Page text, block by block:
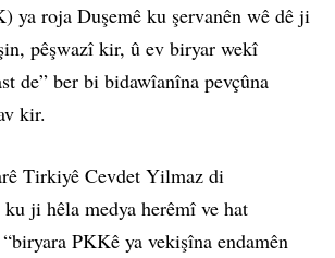
ya roja Duşemê ku şervanên wê dê ji
pêşwazî kir, û ev biryar wekî
de” ber bi bidawîanîna pevçûna
kir.
Tirkiyê Cevdet Yilmaz di
ji hêla medya herêmî ve hat
PKKê ya vekişîna endamên